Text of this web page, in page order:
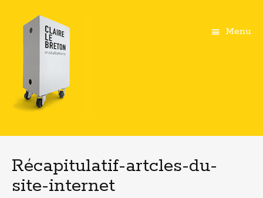
Menu
contenu
principal
Récapitulatif-artcles-du-
site-internet